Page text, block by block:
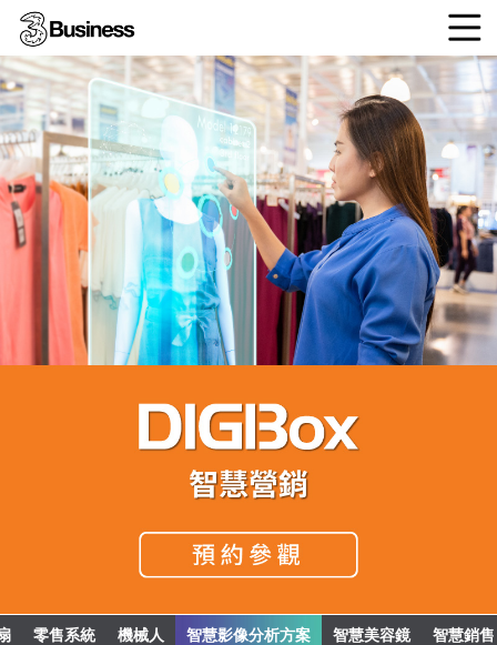
零售系統 機械人 智慧影像分析方案 智慧美容鏡 智慧銷售